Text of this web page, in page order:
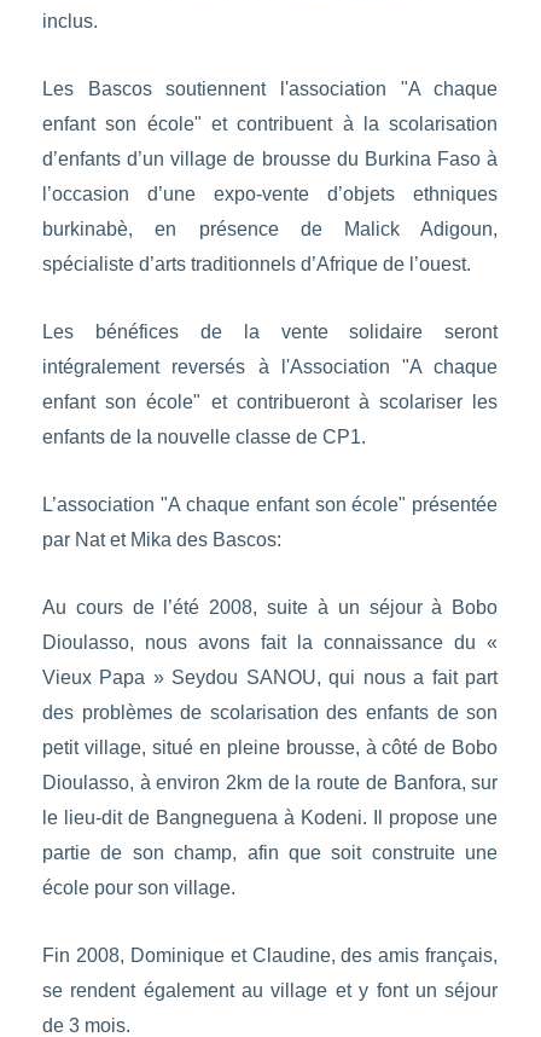
inclus.
Les Bascos soutiennent l'association "A chaque
enfant son école" et contribuent à la scolarisation
d’enfants d’un village de brousse du Burkina Faso à
l’occasion d’une expo-vente d’objets ethniques
burkinabè, en présence de Malick Adigoun,
spécialiste d’arts traditionnels d’Afrique de l’ouest.
Les bénéfices de la vente solidaire seront
intégralement reversés à l'Association "A chaque
enfant son école" et contribueront à scolariser les
enfants de la nouvelle classe de CP1.
L’association "A chaque enfant son école" présentée
par Nat et Mika des Bascos:
Au cours de l’été 2008, suite à un séjour à Bobo
Dioulasso, nous avons fait la connaissance du «
Vieux Papa » Seydou SANOU, qui nous a fait part
des problèmes de scolarisation des enfants de son
petit village, situé en pleine brousse, à côté de Bobo
Dioulasso, à environ 2km de la route de Banfora, sur
le lieu-dit de Bangneguena à Kodeni. Il propose une
partie de son champ, afin que soit construite une
école pour son village.
Fin 2008, Dominique et Claudine, des amis français,
se rendent également au village et y font un séjour
de 3 mois.